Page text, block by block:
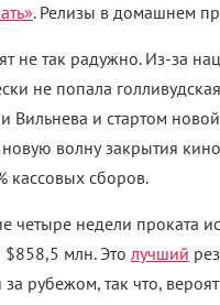
. Релизы в домашнем
не так радужно. Из-за
не попала
Вильнева и стартом
волну закрытия
кассовых сборов.
недели проката
млн. Это лучший
рубежом, так что,